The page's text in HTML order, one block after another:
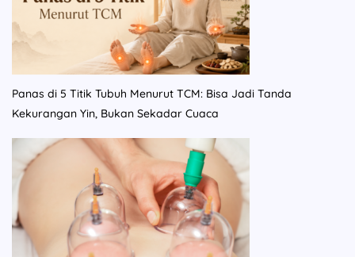
Panas di 5 Titik Tubuh Menurut TCM: Bisa Jadi Tanda
Kekurangan Yin, Bukan Sekadar Cuaca